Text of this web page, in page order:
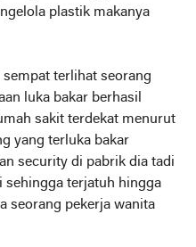
plastik makanya
terlihat seorang
luka bakar berhasil
sakit terdekat menurut
yang terluka bakar
security di pabrik dia tadi
terjatuh hingga
seorang pekerja wanita